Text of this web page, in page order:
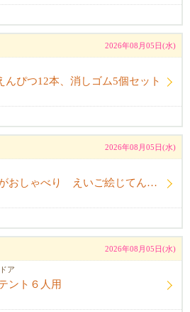
2026年08月05日(水)
んぴつ12本、消しゴム5個セット
2026年08月05日(水)
【取引中】ペンがおしゃべり えいご絵じてん セット
2026年08月05日(水)
ア
ント６人用